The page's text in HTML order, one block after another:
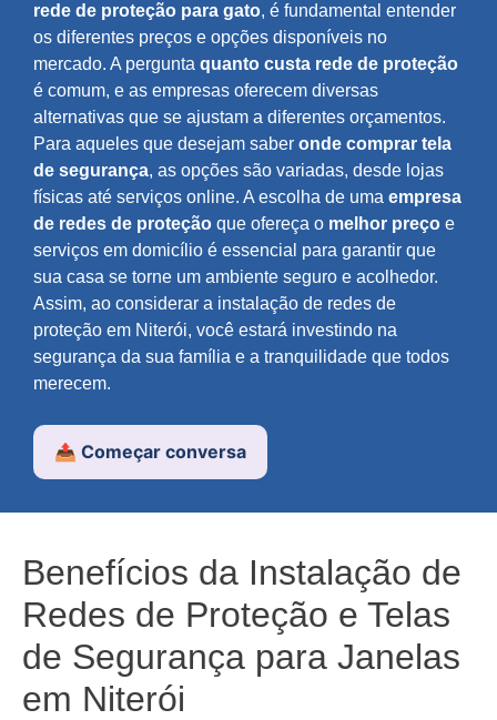
rede de proteção para gato, é fundamental entender
os diferentes preços e opções disponíveis no
mercado. A pergunta quanto custa rede de proteção
é comum, e as empresas oferecem diversas
alternativas que se ajustam a diferentes orçamentos.
Para aqueles que desejam saber onde comprar tela
de segurança, as opções são variadas, desde lojas
físicas até serviços online. A escolha de uma empresa
de redes de proteção que ofereça o melhor preço e
serviços em domicílio é essencial para garantir que
sua casa se torne um ambiente seguro e acolhedor.
Assim, ao considerar a instalação de redes de
proteção em Niterói, você estará investindo na
segurança da sua família e a tranquilidade que todos
merecem.
📤 Começar conversa
Benefícios da Instalação de
Redes de Proteção e Telas
de Segurança para Janelas
em Niterói